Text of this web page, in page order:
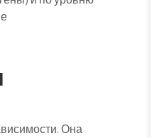
Она